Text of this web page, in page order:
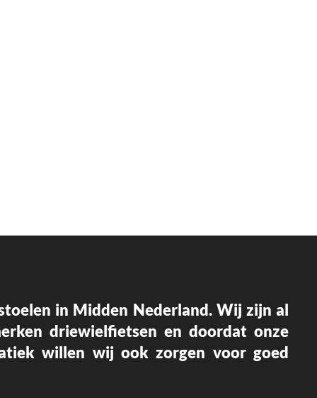
in Midden Nederland.Wij zijn al
driewielfietsen en doordat onze
willen wij ook zorgen voor goed